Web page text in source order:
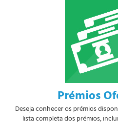
Prémios
Deseja conhecer os prémios
lista completa dos prémios,